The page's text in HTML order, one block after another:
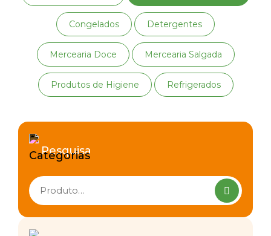
Congelados Detergentes
Mercearia Doce Mercearia Salgada
Produtos de Higiene Refrigerados
Pesquisa
Pesquisar
produtos